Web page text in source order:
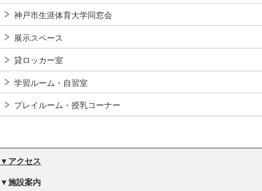
神戸市生涯体育大学同窓会
展示スペース
貸ロッカー室
学習ルーム・自習室
プレイルーム・授乳コーナー
▼アクセス
▼施設案内